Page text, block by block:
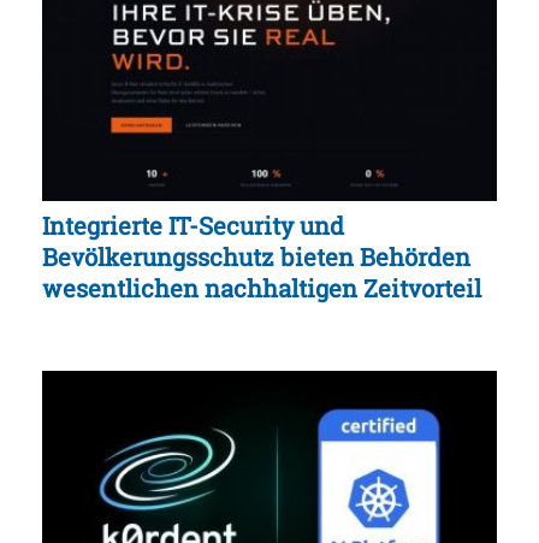
Integrierte IT-Security und
Bevölkerungsschutz bieten Behörden
wesentlichen nachhaltigen Zeitvorteil